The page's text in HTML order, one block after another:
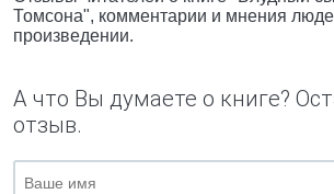
Томсона", комментарии и мнения
произведении.
А что Вы думаете о книге?
отзыв.